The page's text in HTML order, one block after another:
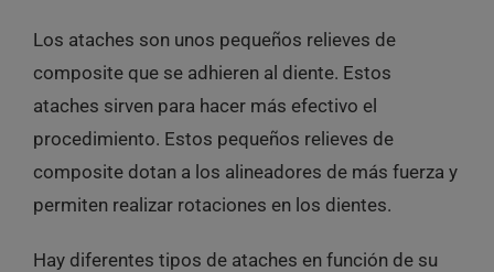
Los ataches son unos pequeños relieves de
composite que se adhieren al diente. Estos
ataches sirven para hacer más efectivo el
procedimiento. Estos pequeños relieves de
composite dotan a los alineadores de más fuerza y
permiten realizar rotaciones en los dientes.
Hay diferentes tipos de ataches en función de su